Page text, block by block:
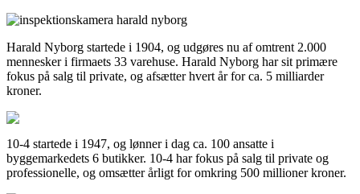
Harald Nyborg startede i 1904, og udgøres nu af omtrent 2.000
mennesker i firmaets 33 varehuse. Harald Nyborg har sit primære
fokus på salg til private, og afsætter hvert år for ca. 5 milliarder
kroner.
10-4 startede i 1947, og lønner i dag ca. 100 ansatte i
byggemarkedets 6 butikker. 10-4 har fokus på salg til private og
professionelle, og omsætter årligt for omkring 500 millioner kroner.